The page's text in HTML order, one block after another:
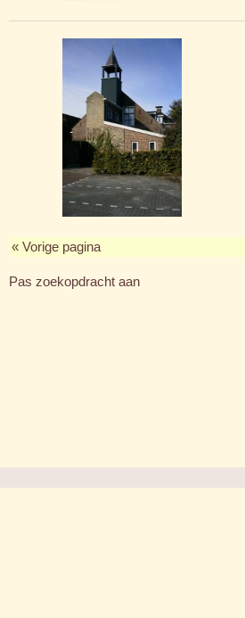
« Vorige pagina
Pas zoekopdracht aan